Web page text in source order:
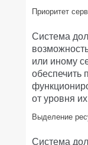
Приоритет
Система
или иному
обеспечить
от уровня
Выделение
Система